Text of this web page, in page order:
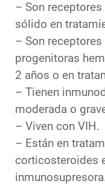
– Son
sólido en
– Son
progenitoras
2 años o en
– Tienen
moderada o
– Viven con VIH.
– Están en
corticosteroides